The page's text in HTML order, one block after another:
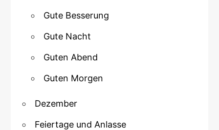
Gute Besserung
Gute Nacht
Guten Abend
Guten Morgen
Dezember
Feiertage und Anlasse